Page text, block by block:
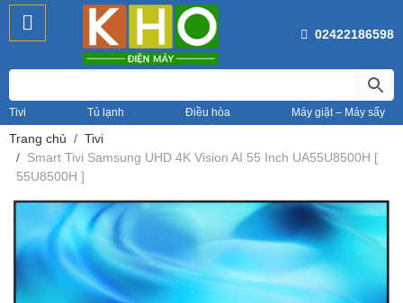
02422186598
Tivi Tủ lạnh Điều hòa Máy giặt – Máy sấy
Trang chủ
Tivi
Smart Tivi Samsung UHD 4K Vision AI 55 Inch UA55U8500H [
55U8500H ]